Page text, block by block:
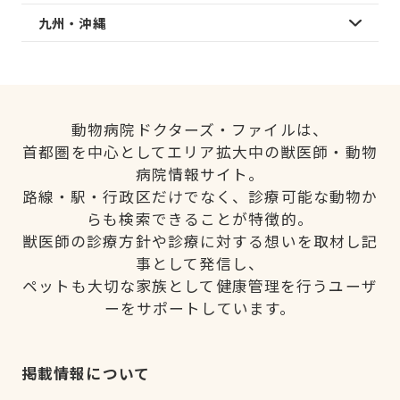
九州・沖縄
動物病院ドクターズ・ファイルは、
首都圏を中心としてエリア拡大中の獣医師・動物
病院情報サイト。
路線・駅・行政区だけでなく、診療可能な動物か
らも検索できることが特徴的。
獣医師の診療方針や診療に対する想いを取材し記
事として発信し、
ペットも大切な家族として健康管理を行うユーザ
ーをサポートしています。
掲載情報について